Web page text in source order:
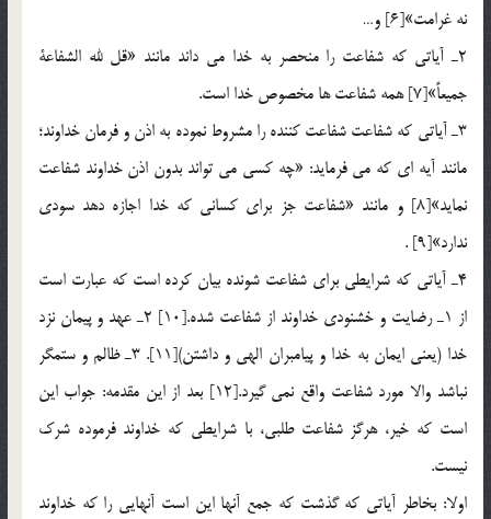
نه غرامت»[6] و…
2ـ آياتي كه شفاعت را منحصر به خدا مي داند مانند «قل لله الشفاعة
جميعاً»[7] همه شفاعت ها مخصوص خدا است.
3ـ آياتي كه شفاعت شفاعت كننده را مشروط نموده به اذن و فرمان خداوند؛
مانند آيه اي كه مي فرمايد: «چه كسي مي تواند بدون اذن خداوند شفاعت
نمايد»[8] و مانند «شفاعت جز براي كساني كه خدا اجازه دهد سودي
ندارد»[9] .
4ـ آياتي كه شرايطي براي شفاعت شونده بيان كرده است كه عبارت است
از 1ـ رضايت و خشنودي خداوند از شفاعت شده.[10] 2ـ عهد و پيمان نزد
خدا (يعني ايمان به خدا و پيامبران الهي و داشتن)[11]. 3ـ ظالم و ستمگر
نباشد والا مورد شفاعت واقع نمي گيرد.[12] بعد از اين مقدمه: جواب اين
است كه خير، هرگز شفاعت طلبي، با شرايطي كه خداوند فرموده شرك
نيست.
اولا: بخاطر آياتي كه گذشت كه جمع آنها اين است آنهايي را كه خداوند